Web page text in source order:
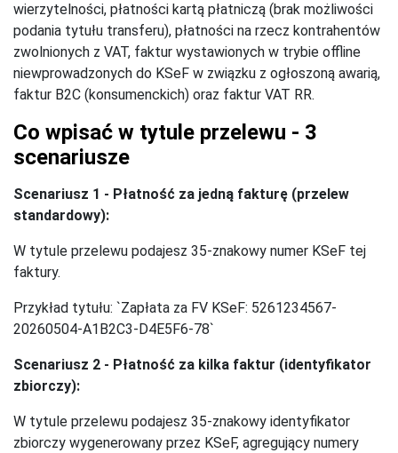
wierzytelności, płatności kartą płatniczą (brak możliwości
podania tytułu transferu), płatności na rzecz kontrahentów
zwolnionych z VAT, faktur wystawionych w trybie offline
niewprowadzonych do KSeF w związku z ogłoszoną awarią,
faktur B2C (konsumenckich) oraz faktur VAT RR.
Co wpisać w tytule przelewu - 3
scenariusze
Scenariusz 1 - Płatność za jedną fakturę (przelew
standardowy):
W tytule przelewu podajesz 35-znakowy numer KSeF tej
faktury.
Przykład tytułu: `Zapłata za FV KSeF: 5261234567-
20260504-A1B2C3-D4E5F6-78`
Scenariusz 2 - Płatność za kilka faktur (identyfikator
zbiorczy):
W tytule przelewu podajesz 35-znakowy identyfikator
zbiorczy wygenerowany przez KSeF, agregujący numery